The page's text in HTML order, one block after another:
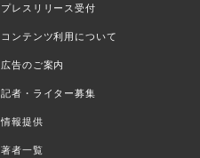
プレスリリース受付
コンテンツ利用について
広告のご案内
記者・ライター募集
情報提供
著者一覧